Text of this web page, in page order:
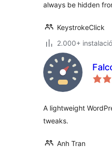
always be hidden
KeystrokeClick
2.000+
A lightweight
tweaks.
Anh Tran